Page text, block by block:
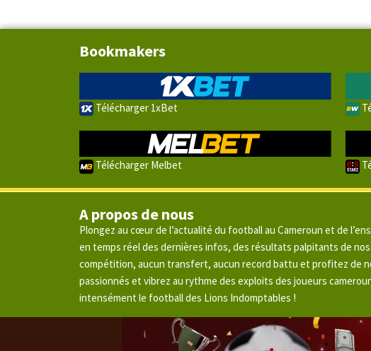
Bookmakers
Télécharger 1xBet
Télécharger Melbet
A propos de nous
Plongez au cœur de l’actualité du football au Cameroun et de
en temps réel des dernières infos, des résultats palpitants de
compétition, aucun transfert, aucun record battu et profitez de
passionnés et vibrez au rythme des exploits des joueurs
intensément le football des Lions Indomptables !